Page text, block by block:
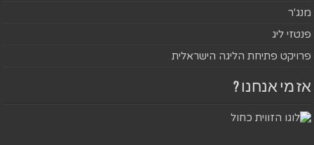
מנג'ר
פנטזי ליג
פרויקט פתיחת הליגה הישראלית
אז מי אנחנו ?